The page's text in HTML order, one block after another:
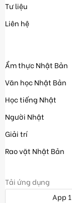
Tư liệu
Liên hệ
Ẩm thực Nhật Bản
Văn học Nhật Bản
Học tiếng Nhật
Người Nhật
Giải trí
Rao vặt Nhật Bản
Tải ứng dụng
App 1